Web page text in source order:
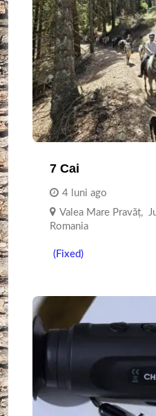
7 Cai
4 luni ago
Valea Mare Pravăț,
Romania
(Fixed)